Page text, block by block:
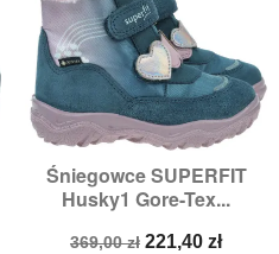
Śniegowce SUPERFIT
Husky1 Gore-Tex...
Cena
369,00 zł Cena
221,40 zł